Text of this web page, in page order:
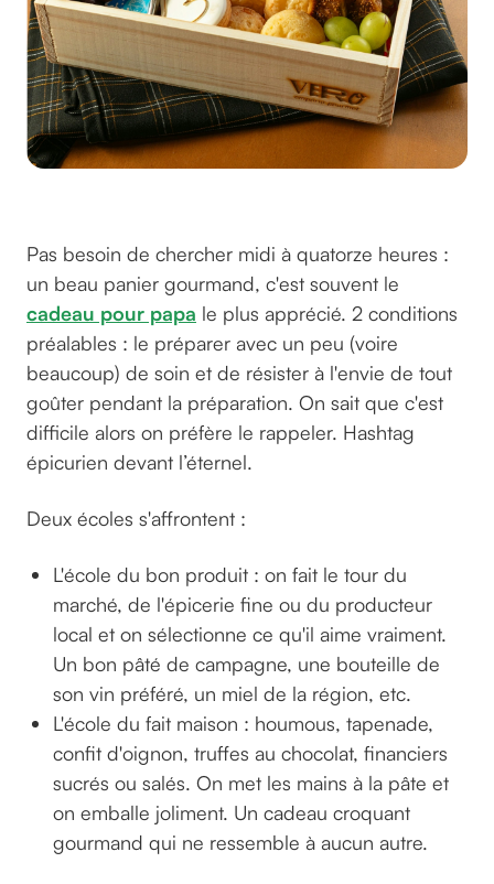
Pas besoin de chercher midi à quatorze heures :
un beau panier gourmand, c'est souvent le
cadeau pour papa le plus apprécié. 2 conditions
préalables : le préparer avec un peu (voire
beaucoup) de soin et de résister à l'envie de tout
goûter pendant la préparation. On sait que c'est
difficile alors on préfère le rappeler. Hashtag
épicurien devant l’éternel.
Deux écoles s'affrontent :
L'école du bon produit : on fait le tour du
marché, de l'épicerie fine ou du producteur
local et on sélectionne ce qu'il aime vraiment.
Un bon pâté de campagne, une bouteille de
son vin préféré, un miel de la région, etc.
L'école du fait maison : houmous, tapenade,
confit d'oignon, truffes au chocolat, financiers
sucrés ou salés. On met les mains à la pâte et
on emballe joliment. Un cadeau croquant
gourmand qui ne ressemble à aucun autre.